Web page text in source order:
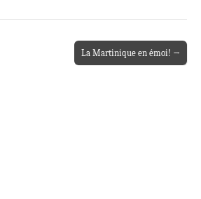
La Martinique en émoi! →